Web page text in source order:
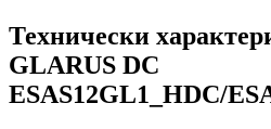
Технически
GLARUS DC
ESAS12GL1_HDC/